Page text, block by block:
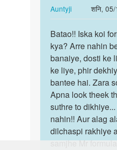
apki
kya
by
Auntyji
KAISE
PTAYE
Auntyji
शनि,
In
reply
to
18
SAL
KI
KADKI
KAISE
PTAYE
by
SOURABH
Batao!!
Iska
koi
formula…
Batao!! Iska koi
kya? Arre nahin
banaiye, dosti ke
ke liye, phir
bantee hai. Zara
Apna look theek
suthre to
nahin!! Aur alag
dilchaspi rakhiye
samjhe Mr